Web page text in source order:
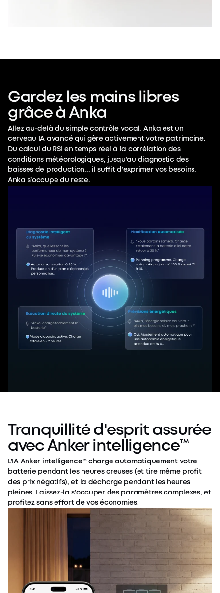
Gardez les mains libres
grâce à Anka
Allez au-delà du simple contrôle vocal. Anka est un
cerveau IA avancé qui gère activement votre patrimoine.
Du calcul du RSI en temps réel à la corrélation des
conditions météorologiques, jusqu’au diagnostic des
baisses de production... il suffit d’exprimer vos besoins.
Anka s’occupe du reste.
Tranquillité d'esprit assurée
avec Anker intelligence™
L'IA Anker intelligence™ charge automatiquement votre
batterie pendant les heures creuses (et tire même profit
des prix négatifs), et la décharge pendant les heures
pleines. Laissez-la s'occuper des paramètres complexes, et
profitez sans effort de vos économies.